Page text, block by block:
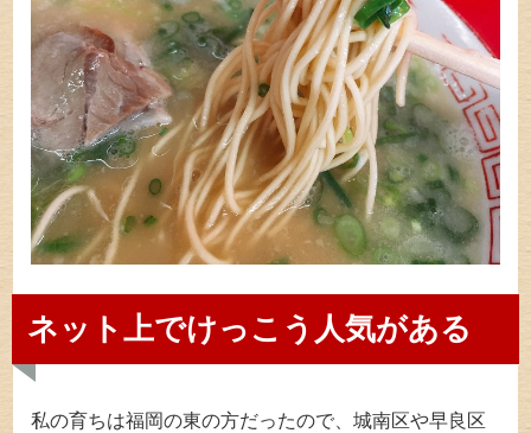
ネット上でけっこう人気がある
私の育ちは福岡の東の方だったので、城南区や早良区